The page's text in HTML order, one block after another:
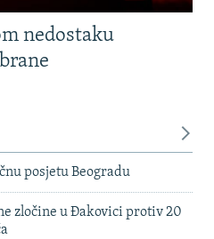
nedostaku
posjetu Beogradu
zločine u Đakovici protiv 20